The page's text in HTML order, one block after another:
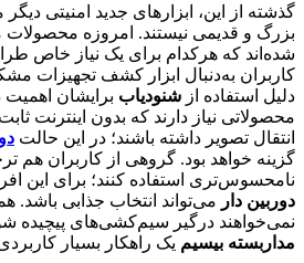
گذشته از این، ابزارهای جدید امنیتی
بزرگ و قدیمی نیستند. امروزه محصولات
شده‌اند که هرکدام برای یک نیاز خاص
کاربران به‌دنبال ابزار کشف تجهیزات
دلیل استفاده از شنودیاب برایشان اهمیت
محصولاتی نیاز دارند که بدون اینترنت
انتقال تصویر داشته باشند؛ در این حالت
گزینه خواهد بود. گروهی از کاربران هم
نامحسوس‌تری استفاده کنند؛ برای این
دوربین دار می‌تواند انتخاب جذابی باشد.
نمی‌خواهند درگیر سیم‌کشی‌های پیچیده
مداربسته بیسیم یک راهکار بسیار